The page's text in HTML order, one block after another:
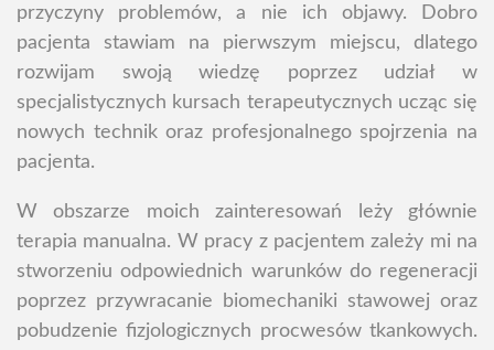
przyczyny problemów, a nie ich objawy. Dobro
pacjenta stawiam na pierwszym miejscu, dlatego
rozwijam swoją wiedzę poprzez udział w
specjalistycznych kursach terapeutycznych ucząc się
nowych technik oraz profesjonalnego spojrzenia na
pacjenta.
W obszarze moich zainteresowań leży głównie
terapia manualna. W pracy z pacjentem zależy mi na
stworzeniu odpowiednich warunków do regeneracji
poprzez przywracanie biomechaniki stawowej oraz
pobudzenie fizjologicznych procwesów tkankowych.